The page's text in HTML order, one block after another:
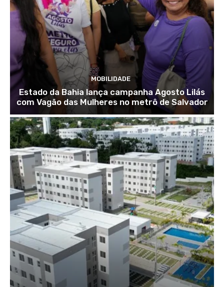
MOBILIDADE
Estado da Bahia lança campanha Agosto Lilás
com Vagão das Mulheres no metrô de Salvador